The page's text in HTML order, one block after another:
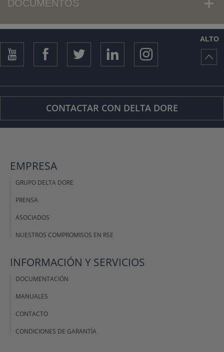
DOCUMENTOS
ALTO
CONTACTAR CON DELTA DORE
EMPRESA
GRUPO DELTA DORE
PRENSA
ASOCIADOS
NUESTROS COMPROMISOS EN RSE
INFORMACIÓN Y SERVICIOS
DOCUMENTACIÓN
MANUALES
CONTACTO
CONDICIONES DE GARANTÍA